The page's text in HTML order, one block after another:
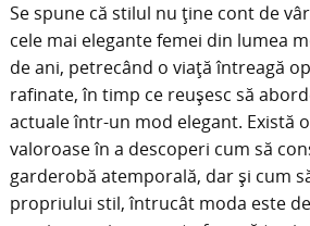
Se spune că stilul nu ține cont de
cele mai elegante femei din lumea
de ani, petrecând o viață întreagă
rafinate, în timp ce reușesc să
actuale într-un mod elegant. Există
valoroase în a descoperi cum să
garderobă atemporală, dar și cum
propriului stil, întrucât moda este